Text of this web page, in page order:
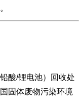
酸/锂电池）回收处
固体废物污染环境